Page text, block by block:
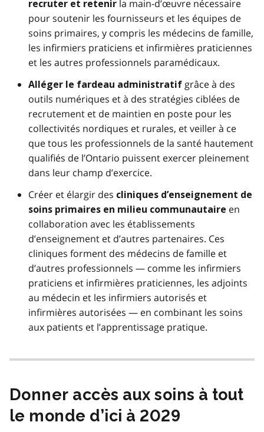
recruter et retenir la main-d’œuvre nécessaire
pour soutenir les fournisseurs et les équipes de
soins primaires, y compris les médecins de famille,
les infirmiers praticiens et infirmières praticiennes
et les autres professionnels paramédicaux.
Alléger le fardeau administratif grâce à des
outils numériques et à des stratégies ciblées de
recrutement et de maintien en poste pour les
collectivités nordiques et rurales, et veiller à ce
que tous les professionnels de la santé hautement
qualifiés de l’Ontario puissent exercer pleinement
dans leur champ d’exercice.
Créer et élargir des cliniques d’enseignement de
soins primaires en milieu communautaire en
collaboration avec les établissements
d’enseignement et d’autres partenaires. Ces
cliniques forment des médecins de famille et
d’autres professionnels — comme les infirmiers
praticiens et infirmières praticiennes, les adjoints
au médecin et les infirmiers autorisés et
infirmières autorisées — en combinant les soins
aux patients et l’apprentissage pratique.
Donner accès aux soins à tout
le monde d’ici à 2029